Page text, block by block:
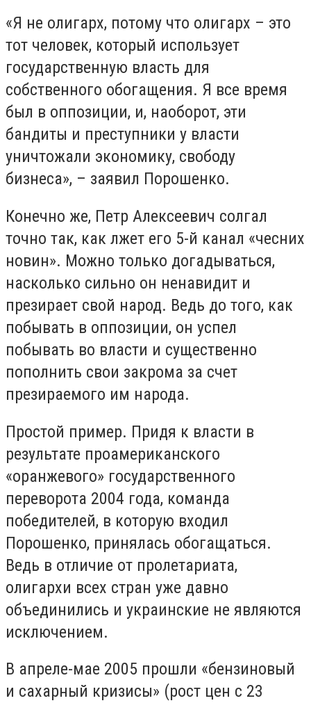
«Я не олигарх, потому что олигарх – это
тот человек, который использует
государственную власть для
собственного обогащения. Я все время
был в оппозиции, и, наоборот, эти
бандиты и преступники у власти
уничтожали экономику, свободу
бизнеса», – заявил Порошенко.
Конечно же, Петр Алексеевич солгал
точно так, как лжет его 5-й канал «чесних
новин». Можно только догадываться,
насколько сильно он ненавидит и
презирает свой народ. Ведь до того, как
побывать в оппозиции, он успел
побывать во власти и существенно
пополнить свои закрома за счет
презираемого им народа.
Простой пример. Придя к власти в
результате проамериканского
«оранжевого» государственного
переворота 2004 года, команда
победителей, в которую входил
Порошенко, принялась обогащаться.
Ведь в отличие от пролетариата,
олигархи всех стран уже давно
объединились и украинские не являются
исключением.
В апреле-мае 2005 прошли «бензиновый
и сахарный кризисы» (рост цен с 23